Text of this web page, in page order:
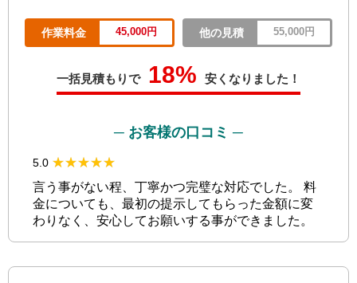
作業料金 45,000円 他の見積 55,000円
一括見積もりで 18% 安くなりました！
─ お客様の口コミ ─
5.0 ★★★★★
★★★★★
言う事がない程、丁寧かつ完璧な対応でした。 料
金についても、最初の提示してもらった金額に変
わりなく、安心してお願いする事ができました。